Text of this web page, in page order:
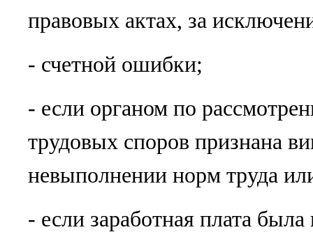
правовых актах, за
- счетной ошибки;
- если органом по
трудовых споров признана
невыполнении норм труда
- если заработная плата